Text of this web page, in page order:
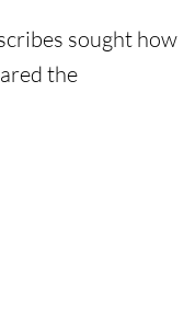
sought how
the